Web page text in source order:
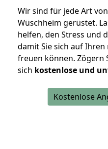
Wir sind für jede Art
Wüschheim gerüstet.
helfen, den Stress und
damit Sie sich auf
freuen können. Zögern
sich kostenlose und
Kostenlose